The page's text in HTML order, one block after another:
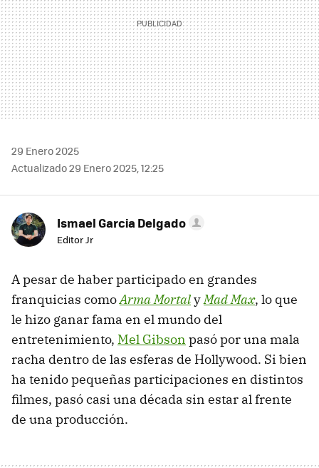
29 Enero 2025
Actualizado 29 Enero 2025, 12:25
Ismael Garcia Delgado
Editor Jr
A pesar de haber participado en grandes
franquicias comoArma MortalyMad Max, lo que
le hizo ganar fama en el mundo del
entretenimiento, Mel Gibson pasó por una mala
racha dentro de las esferas de Hollywood. Si bien
ha tenido pequeñas participaciones en distintos
filmes, pasó casi una década sin estar al frente
de una producción.